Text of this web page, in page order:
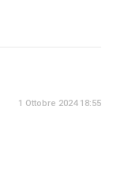
1 Ottobre 2024 18:55